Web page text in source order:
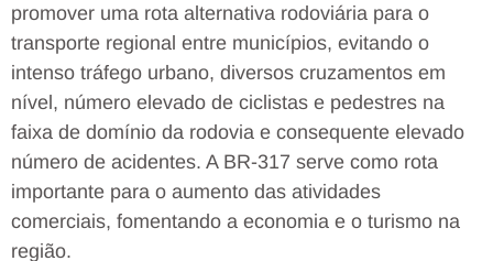
promover uma rota alternativa rodoviária para o
transporte regional entre municípios, evitando o
intenso tráfego urbano, diversos cruzamentos em
nível, número elevado de ciclistas e pedestres na
faixa de domínio da rodovia e consequente elevado
número de acidentes. A BR-317 serve como rota
importante para o aumento das atividades
comerciais, fomentando a economia e o turismo na
região.